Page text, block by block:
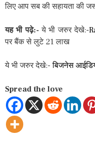
लिए आप सब की सहायता की
यह भी पढ़े:- ये भी जरुर देखे:-
पर बैंक से लुटे 21 लाख
ये भी जरुर देखे:-बिजनेस
Spread the love